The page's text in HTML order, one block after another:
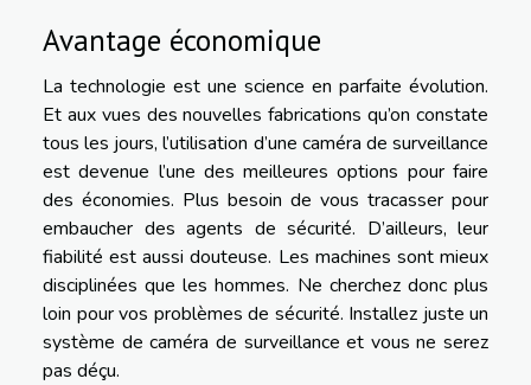
Avantage économique
La technologie est une science en parfaite évolution.
Et aux vues des nouvelles fabrications qu’on constate
tous les jours, l’utilisation d’une caméra de surveillance
est devenue l’une des meilleures options pour faire
des économies. Plus besoin de vous tracasser pour
embaucher des agents de sécurité. D’ailleurs, leur
fiabilité est aussi douteuse. Les machines sont mieux
disciplinées que les hommes. Ne cherchez donc plus
loin pour vos problèmes de sécurité. Installez juste un
système de caméra de surveillance et vous ne serez
pas déçu.